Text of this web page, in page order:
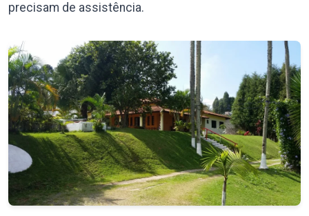
precisam de assistência.